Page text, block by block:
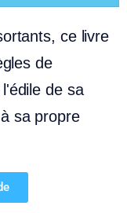
ce livre
de
de sa
sa propre